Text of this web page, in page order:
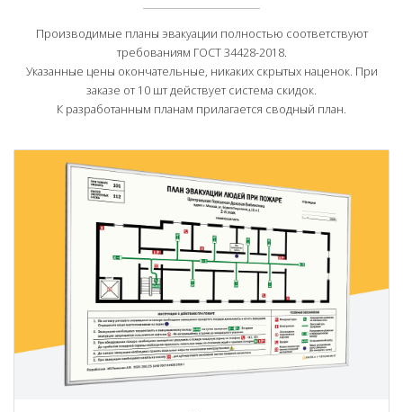
Производимые планы эвакуации полностью соответствуют
требованиям ГОСТ 34428-2018.
Указанные цены окончательные, никаких скрытых наценок. При
заказе от 10 шт действует система скидок.
К разработанным планам прилагается сводный план.